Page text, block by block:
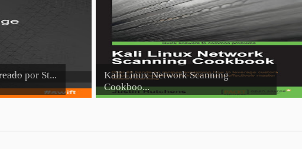
por St...
Kali Linux Network Scanning
Cookboo...